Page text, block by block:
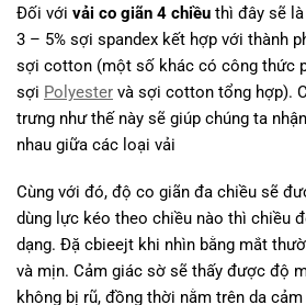
Đối với vải co giãn 4 chiều thì đây sẽ
3 – 5% sợi spandex kết hợp với thành
sợi cotton (một số khác có công thức
sợi Polyester và sợi cotton tổng hợp).
trưng như thế này sẽ giúp chúng ta
nhau giữa các loại vải
Cùng với đó, độ co giãn đa chiều sẽ
dùng lực kéo theo chiều nào thì chiều
dạng. Đặ cbieejt khi nhìn bằng mắt
và mịn. Cảm giác sờ sẽ thấy được độ
không bị rũ, đồng thời nằm trên da